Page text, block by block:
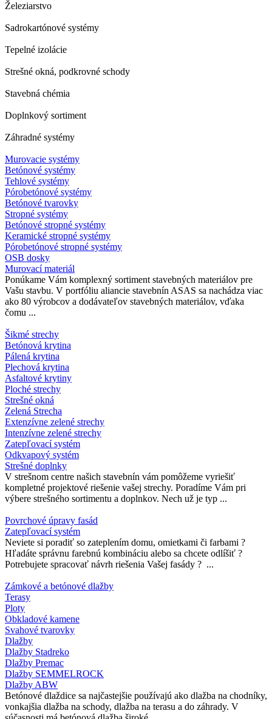
Železiarstvo
Sadrokartónové systémy
Tepelné izolácie
Strešné okná, podkrovné schody
Stavebná chémia
Doplnkový sortiment
Záhradné systémy
Murovacie systémy
Betónové systémy
Tehlové systémy
Pórobetónové systémy
Betónové tvarovky
Stropné systémy
Betónové stropné systémy
Keramické stropné systémy
Pórobetónové stropné systémy
OSB dosky
Murovací materiál
Ponúkame Vám komplexný sortiment stavebných materiálov pre
Vašu stavbu. V portfóliu aliancie stavebnín ASAS sa nachádza viac
ako 80 výrobcov a dodávateľov stavebných materiálov, vďaka
čomu ...
Šikmé strechy
Betónová krytina
Pálená krytina
Plechová krytina
Asfaltové krytiny
Ploché strechy
Strešné okná
Zelená Strecha
Extenzívne zelené strechy
Intenzívne zelené strechy
Zatepľovací systém
Odkvapový systém
Strešné doplnky
V strešnom centre našich stavebnín vám pomôžeme vyriešiť
kompletné projektové riešenie vašej strechy. Poradíme Vám pri
výbere strešného sortimentu a doplnkov. Nech už je typ ...
Povrchové úpravy fasád
Zatepľovací systém
Neviete si poradiť so zateplením domu, omietkami či farbami ?
Hľadáte správnu farebnú kombináciu alebo sa chcete odlíšiť ?
Potrebujete spracovať návrh riešenia Vašej fasády ? ...
Zámkové a betónové dlažby
Terasy
Ploty
Obkladové kamene
Svahové tvarovky
Dlažby
Dlažby Stadreko
Dlažby Premac
Dlažby SEMMELROCK
Dlažby ABW
Betónové dlaždice sa najčastejšie používajú ako dlažba na chodníky,
vonkajšia dlažba na schody, dlažba na terasu a do záhrady. V